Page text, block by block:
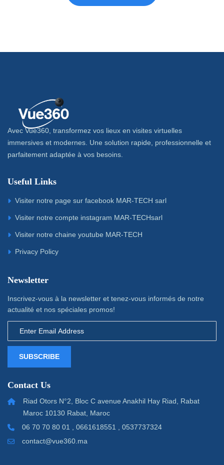
Avec Vue360, transformez vos lieux en visites virtuelles
immersives et modernes. Une solution rapide, professionnelle et
parfaitement adaptée à vos besoins.
Useful Links
Visiter notre page sur facebook MAR-TECH sarl
Visiter notre compte instagram MAR-TECHsarl
Visiter notre chaine youtube MAR-TECH
Privacy Policy
Newsletter
Inscrivez-vous à la newsletter et tenez-vous informés de notre
actualité et nos spéciales promos!
SUBSCRIBE
Contact Us
Riad Otors N°2, Bloc C avenue Anakhil Hay Riad, Rabat
Maroc 10130 Rabat, Maroc
06 70 70 80 01 , 0661618551 , 0537737324
contact@vue360.ma